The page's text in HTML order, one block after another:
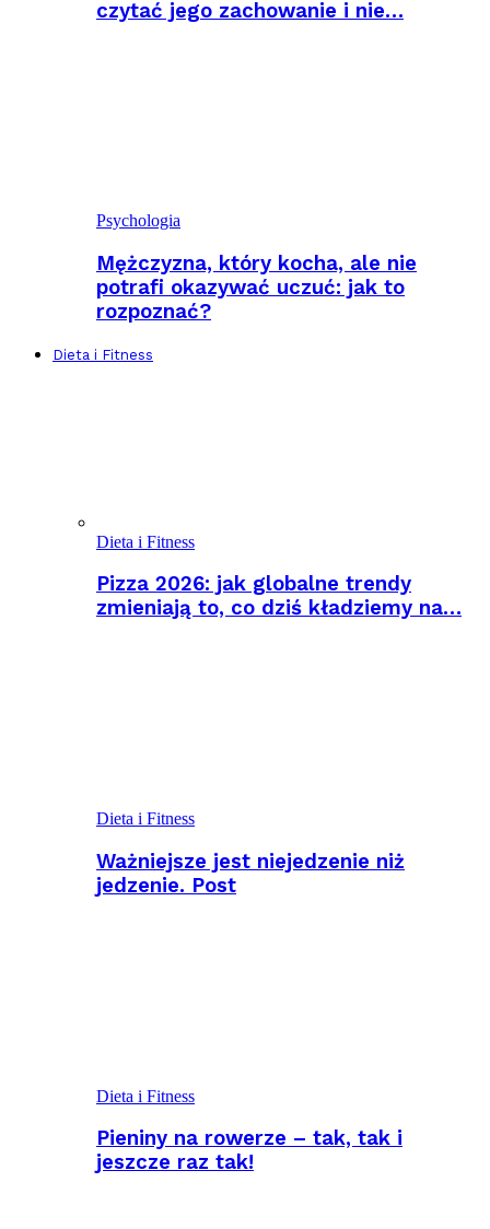
czytać jego zachowanie i nie…
Psychologia
Mężczyzna, który kocha, ale nie
potrafi okazywać uczuć: jak to
rozpoznać?
Dieta i Fitness
Dieta i Fitness
Pizza 2026: jak globalne trendy
zmieniają to, co dziś kładziemy na…
Dieta i Fitness
Ważniejsze jest niejedzenie niż
jedzenie. Post
Dieta i Fitness
Pieniny na rowerze – tak, tak i
jeszcze raz tak!